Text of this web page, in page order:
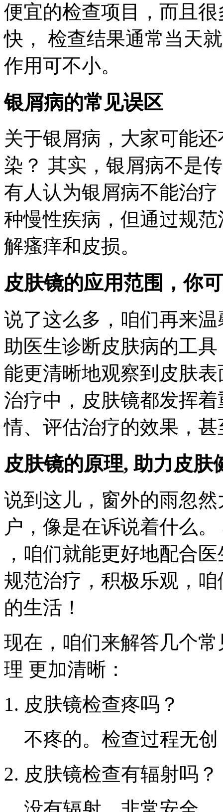
便宜的检查项目，而且
快， 检查结果通常当天
作用可不小。
银屑病的常见误区
关于银屑病，大家可能
染？ 其实，银屑病不是
有人认为银屑病不能治
种慢性疾病，但通过规
解瘙痒和皮损。
皮肤镜的应用范围，你
说了这么多，咱们再来
助医生诊断皮肤病的工
能更清晰地观察到皮肤
治疗中，皮肤镜都发挥
情、评估治疗的效果，
皮肤镜的原理, 助力皮肤
说到这儿，窗外的雨忽
户，像是在诉说着什么
，咱们就能更好地配合
规范治疗，积极乐观，
的生活！
现在，咱们来解答几个
理 更加清晰：
皮肤镜检查疼吗？
不疼的。检查过程无
皮肤镜检查有辐射吗？